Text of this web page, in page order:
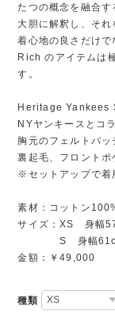
たつの概念を融合
大胆に解釈し、それ
着心地の良さだけ
Rich のアイテムは
す。
Heritage Yankees
NYヤンキースとコ
胸元のフェルトパッ
裏起毛、フロントポ
※セットアップで着
素材：コットン
サイズ：XS 身幅
S 身幅61cm
金額：￥49,000
種類